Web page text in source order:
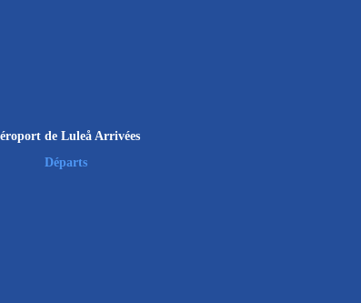
de Luleå Arrivées
Départs